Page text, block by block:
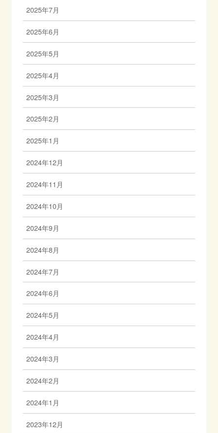
2025年7月
2025年6月
2025年5月
2025年4月
2025年3月
2025年2月
2025年1月
2024年12月
2024年11月
2024年10月
2024年9月
2024年8月
2024年7月
2024年6月
2024年5月
2024年4月
2024年3月
2024年2月
2024年1月
2023年12月